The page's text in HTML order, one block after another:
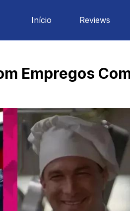
Início Reviews
Empregos